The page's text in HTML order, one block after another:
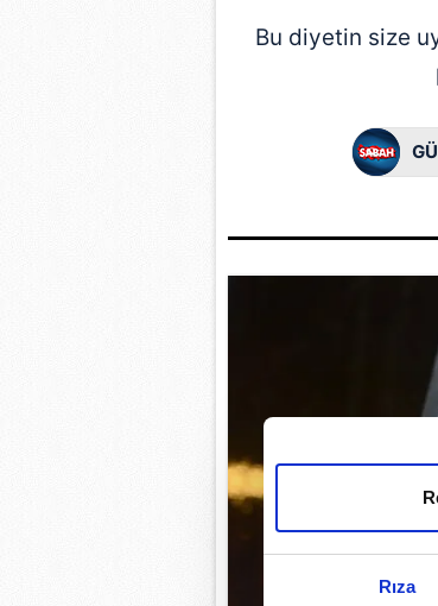
Rıza
Bu diyetin size